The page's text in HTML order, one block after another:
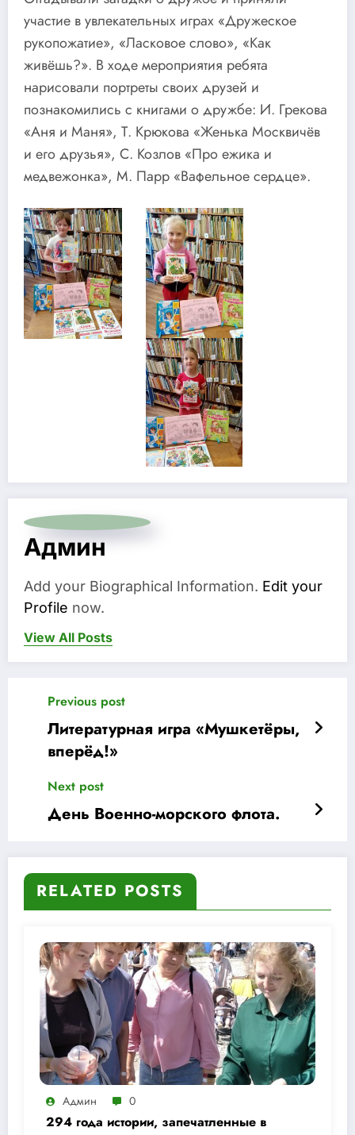
участие в увлекательных играх «Дружеское
рукопожатие», «Ласковое слово», «Как
живёшь?». В ходе мероприятия ребята
нарисовали портреты своих друзей и
познакомились с книгами о дружбе: И. Грекова
«Аня и Маня», Т. Крюкова «Женька Москвичёв
и его друзья», С. Козлов «Про ежика и
медвежонка», М. Парр «Вафельное сердце».
Админ
Add your Biographical Information. Edit your
Profile now.
View All Posts
Previous post
Литературная игра «Мушкетёры,
вперёд!»
Next post
День Военно-морского флота.
RELATED POSTS
Админ 0
294 года истории, запечатленные в